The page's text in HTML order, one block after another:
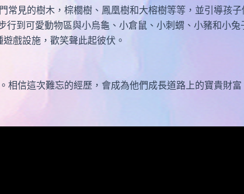
見的樹木，棕櫚樹、鳳凰樹和大榕樹等等，並引導孩子
到可愛動物區與小烏龜、小倉鼠、小刺蝟、小豬和小兔
戲設施，歡笑聲此起彼伏。
信這次難忘的經歷，會成為他們成長道路上的寶貴財富